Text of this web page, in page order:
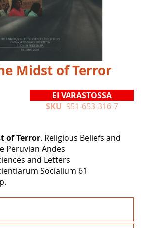
Midst of Terror
EI VARASTOSSA
SKU 951-653-316-7
of Terror. Religious Beliefs and
Peruvian Andes
and Letters
Socialium 61